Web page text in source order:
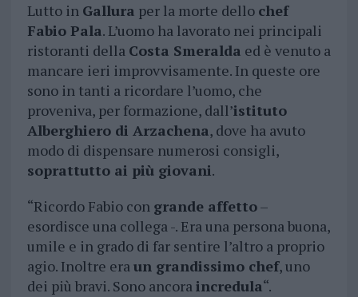
Lutto in Gallura per la morte dello chef
Fabio Pala. L’uomo ha lavorato nei principali
ristoranti della Costa Smeralda ed è venuto a
mancare ieri improvvisamente. In queste ore
sono in tanti a ricordare l’uomo, che
proveniva, per formazione, dall’istituto
Alberghiero di Arzachena, dove ha avuto
modo di dispensare numerosi consigli,
soprattutto ai più giovani.
“Ricordo Fabio con grande affetto–
esordisce una collega -. Era una persona buona,
umile e in grado di far sentire l’altro a proprio
agio. Inoltre eraun grandissimo chef, uno
dei più bravi. Sono ancoraincredula“.